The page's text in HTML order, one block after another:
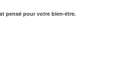
pensé pour votre bien-être.